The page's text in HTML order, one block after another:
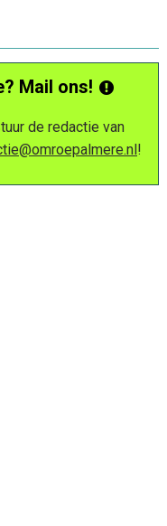
Mail ons!
de redactie van
!